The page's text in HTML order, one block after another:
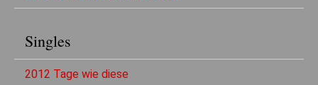
Singles
2012 Tage wie diese